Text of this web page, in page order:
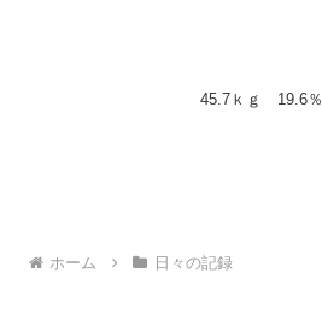
45.7ｋｇ 19.6％
ホーム 日々の記録